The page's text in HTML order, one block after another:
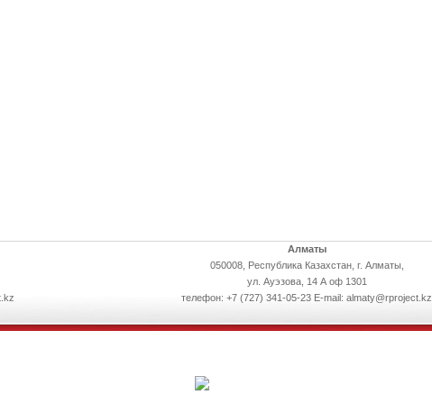
Алматы
050008, Республика Казахстан, г. Алматы,
ул. Ауэзова, 14 А оф 1301
телефон: +7 (727) 341-05-23 E-mail: almaty@rproject.kz